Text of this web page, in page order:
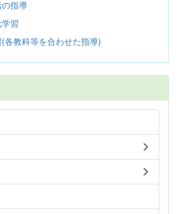
指導
習
各教科等を合わせた指導)